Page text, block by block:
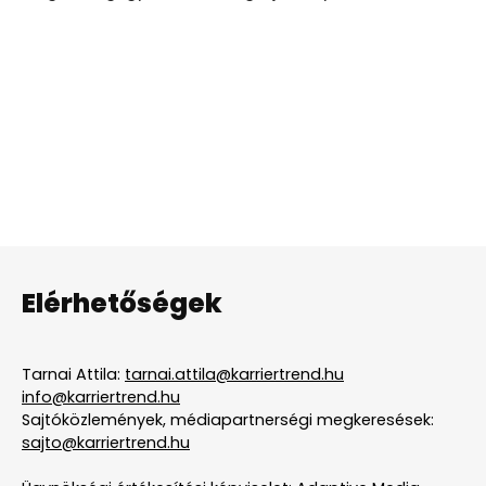
Elérhetőségek
Tarnai Attila: tarnai.attila@karriertrend.hu
info@karriertrend.hu
Sajtóközlemények, médiapartnerségi megkeresések:
sajto@karriertrend.hu